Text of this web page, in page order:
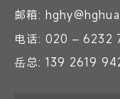
邮箱:
电话: 020 – 6232
岳总: 139 2619